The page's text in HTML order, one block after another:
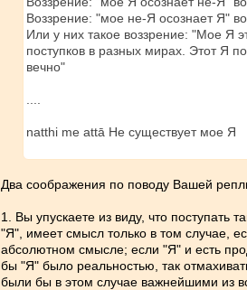
Воззрение: "мое не-Я осознает Я"
Или у них такое воззрение: "Мое Я
поступков в разных мирах. Этот Я
вечно"
natthi me attā Не существует мое Я
Два соображения по поводу Вашей
1. Вы упускаете из виду, что поступать
"Я", имеет смысл только в том случае,
абсолютном смысле; если "Я" и есть
бы "Я" было реальностью, так
были бы в этом случае важнейшими из